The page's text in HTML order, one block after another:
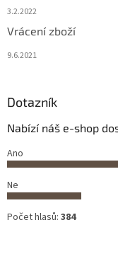
3.2.2022
Vrácení zboží
9.6.2021
Dotazník
Nabízí náš e-shop
Ano
Ne
Počet hlasů: 384